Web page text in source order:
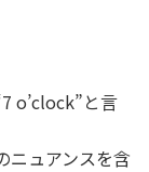
o’clock”と言
ニュアンスを含